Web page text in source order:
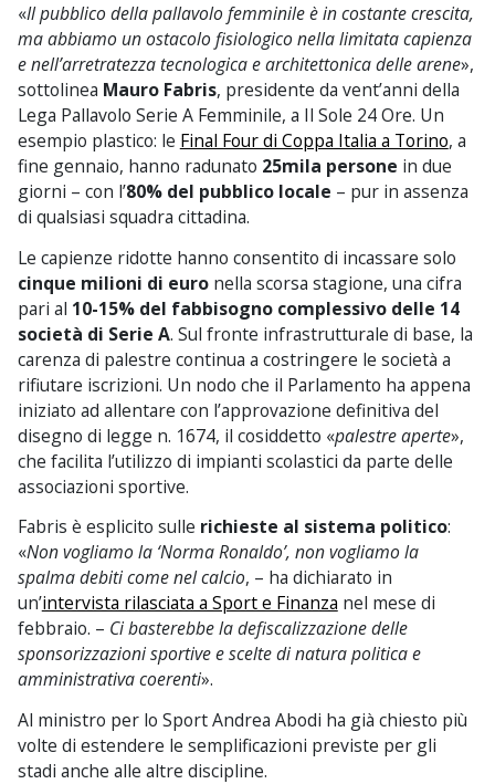
«Il pubblico della pallavolo femminile è in costante crescita,
ma abbiamo un ostacolo fisiologico nella limitata capienza
e nell’arretratezza tecnologica e architettonica delle arene»,
sottolinea Mauro Fabris, presidente da vent’anni della
Lega Pallavolo Serie A Femminile, a Il Sole 24 Ore. Un
esempio plastico: le Final Four di Coppa Italia a Torino, a
fine gennaio, hanno radunato 25mila persone in due
giorni – con l’80% del pubblico locale – pur in assenza
di qualsiasi squadra cittadina.
Le capienze ridotte hanno consentito di incassare solo
cinque milioni di euronella scorsa stagione, una cifra
pari al 10-15% del fabbisogno complessivo delle 14
società di Serie A. Sul fronte infrastrutturale di base, la
carenza di palestre continua a costringere le società a
rifiutare iscrizioni. Un nodo che il Parlamento ha appena
iniziato ad allentare con l’approvazione definitiva del
disegno di legge n. 1674, il cosiddetto «palestre aperte»,
che facilita l’utilizzo di impianti scolastici da parte delle
associazioni sportive.
Fabris è esplicito sulle richieste al sistema politico:
«Non vogliamo la ‘Norma Ronaldo’, non vogliamo la
spalma debiti come nel calcio, – ha dichiarato in
un’intervista rilasciata a Sport e Finanza nel mese di
febbraio. – Ci basterebbe la defiscalizzazione delle
sponsorizzazioni sportive e scelte di natura politica e
amministrativa coerenti».
Al ministro per lo Sport Andrea Abodi ha già chiesto più
volte di estendere le semplificazioni previste per gli
stadi anche alle altre discipline.